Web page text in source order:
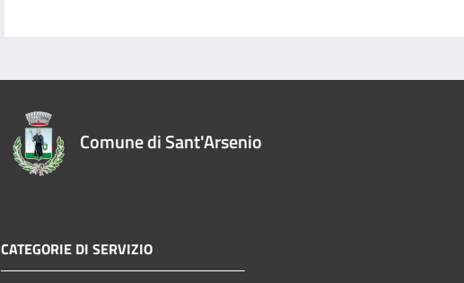
Comune di Sant'Arsenio
CATEGORIE DI SERVIZIO